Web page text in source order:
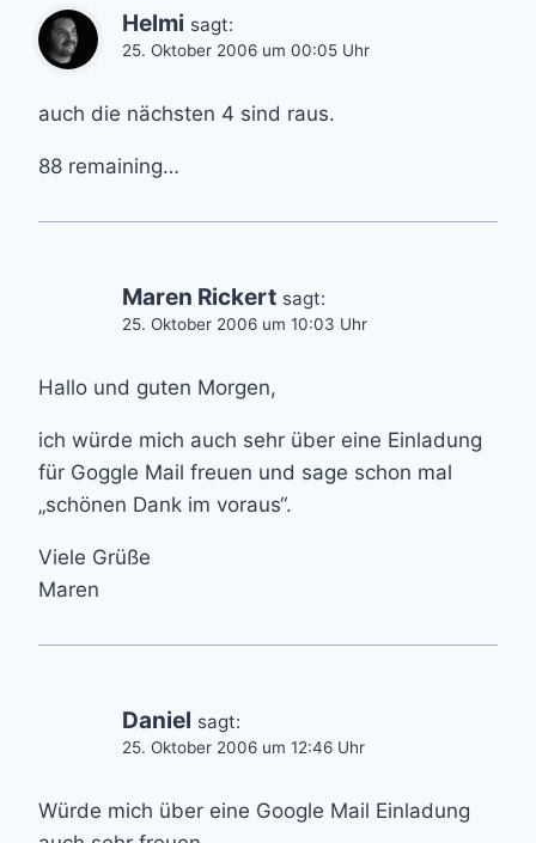
Helmi sagt:
25. Oktober 2006 um 00:05 Uhr
auch die nächsten 4 sind raus.
88 remaining…
Maren Rickert sagt:
25. Oktober 2006 um 10:03 Uhr
Hallo und guten Morgen,
ich würde mich auch sehr über eine Einladung
für Goggle Mail freuen und sage schon mal
„schönen Dank im voraus“.
Viele Grüße
Maren
Daniel sagt:
25. Oktober 2006 um 12:46 Uhr
Würde mich über eine Google Mail Einladung